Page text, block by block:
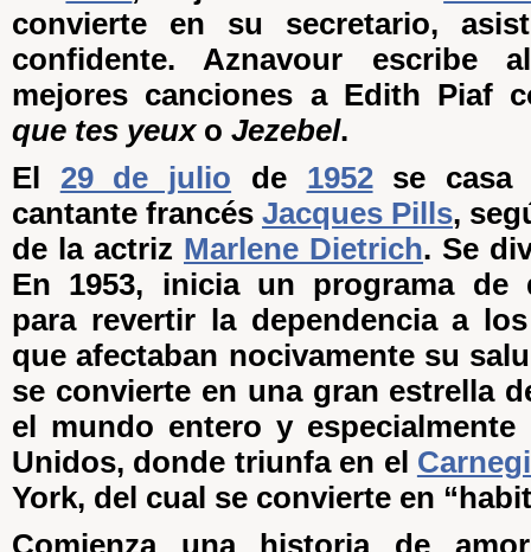
convierte en su secretario,
confidente. Aznavour escribe
mejores canciones a Edith Piaf
que tes yeuxo Jezebel.
El 29 de julio de 1952se casa
cantante francés Jacques Pills,
de la actriz Marlene Dietrich. Se
En 1953, inicia un programa de
para revertir la dependencia a
que afectaban nocivamente su
se convierte en una gran estrella
el mundo entero y
Unidos, donde triunfa en el
York, del cual se convierte en
Comienza una historia de